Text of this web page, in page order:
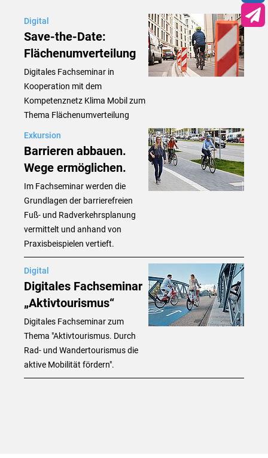
Digital
Save-the-Date:
Flächenumverteilung
Digitales Fachseminar in
Kooperation mit dem
Kompetenznetz Klima Mobil zum
Thema Flächenumverteilung
Exkursion
Barrieren abbauen.
Wege ermöglichen.
Im Fachseminar werden die
Grundlagen der barrierefreien
Fuß- und Radverkehrsplanung
vermittelt und anhand von
Praxisbeispielen vertieft.
Digital
Digitales Fachseminar
„Aktivtourismus“
Digitales Fachseminar zum
Thema "Aktivtourismus. Durch
Rad- und Wandertourismus die
aktive Mobilität fördern".